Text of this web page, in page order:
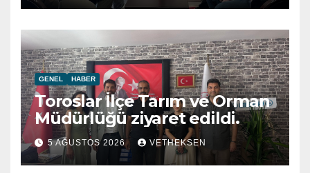
GENEL HABER
Toroslar İlçe Tarım ve Orman
Müdürlüğü ziyaret edildi.
5 AĞUSTOS 2026 VETHEKSEN